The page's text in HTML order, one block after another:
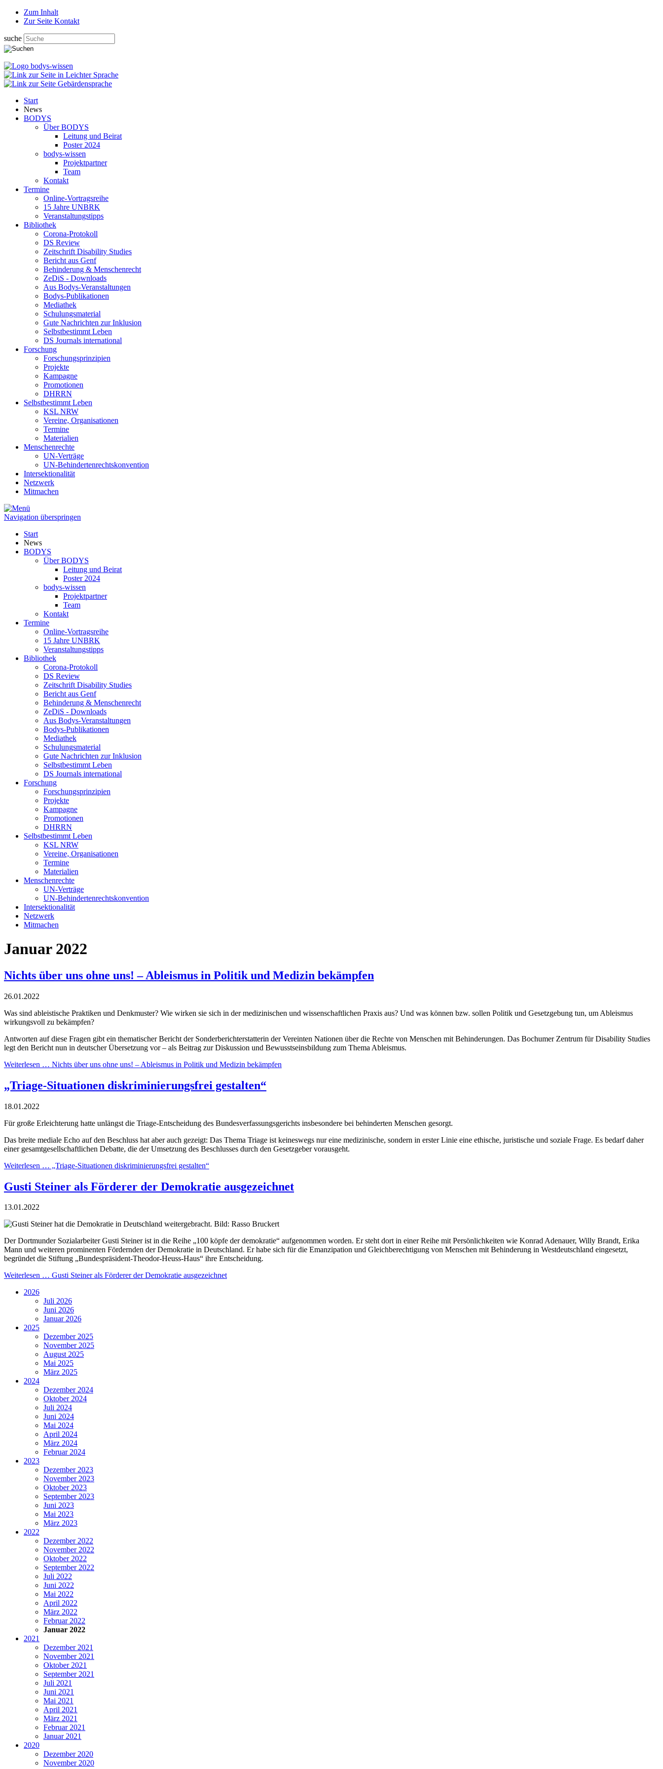
Zum Inhalt
Zur Seite Kontakt
suche
Start
News
BODYS
Über BODYS
Leitung und Beirat
Poster 2024
bodys-wissen
Projektpartner
Team
Kontakt
Termine
Online-Vortragsreihe
15 Jahre UNBRK
Veranstaltungstipps
Bibliothek
Corona-Protokoll
DS Review
Zeitschrift Disability Studies
Bericht aus Genf
Behinderung & Menschenrecht
ZeDiS - Downloads
Aus Bodys-Veranstaltungen
Bodys-Publikationen
Mediathek
Schulungsmaterial
Gute Nachrichten zur Inklusion
Selbstbestimmt Leben
DS Journals international
Forschung
Forschungsprinzipien
Projekte
Kampagne
Promotionen
DHRRN
Selbstbestimmt Leben
KSL NRW
Vereine, Organisationen
Termine
Materialien
Menschenrechte
UN-Verträge
UN-Behindertenrechtskonvention
Intersektionalität
Netzwerk
Mitmachen
Navigation überspringen
Start
News
BODYS
Über BODYS
Leitung und Beirat
Poster 2024
bodys-wissen
Projektpartner
Team
Kontakt
Termine
Online-Vortragsreihe
15 Jahre UNBRK
Veranstaltungstipps
Bibliothek
Corona-Protokoll
DS Review
Zeitschrift Disability Studies
Bericht aus Genf
Behinderung & Menschenrecht
ZeDiS - Downloads
Aus Bodys-Veranstaltungen
Bodys-Publikationen
Mediathek
Schulungsmaterial
Gute Nachrichten zur Inklusion
Selbstbestimmt Leben
DS Journals international
Forschung
Forschungsprinzipien
Projekte
Kampagne
Promotionen
DHRRN
Selbstbestimmt Leben
KSL NRW
Vereine, Organisationen
Termine
Materialien
Menschenrechte
UN-Verträge
UN-Behindertenrechtskonvention
Intersektionalität
Netzwerk
Mitmachen
Januar 2022
Nichts über uns ohne uns! – Ableismus in Politik und Medizin bekämpfen
26.01.2022
Was sind ableistische Praktiken und Denkmuster? Wie wirken sie sich in der medizinischen und wissenschaftlichen Praxis aus? Und was können bzw. sollen Politik und Gesetzgebung tun, um Ableismus
wirkungsvoll zu bekämpfen?
Antworten auf diese Fragen gibt ein thematischer Bericht der Sonderberichterstatterin der Vereinten Nationen über die Rechte von Menschen mit Behinderungen. Das Bochumer Zentrum für Disability Studies
legt den Bericht nun in deutscher Übersetzung vor – als Beitrag zur Diskussion und Bewusstseinsbildung zum Thema Ableismus.
Weiterlesen … Nichts über uns ohne uns! – Ableismus in Politik und Medizin bekämpfen
„Triage-Situationen diskriminierungsfrei gestalten“
18.01.2022
Für große Erleichterung hatte unlängst die Triage-Entscheidung des Bundesverfassungsgerichts insbesondere bei behinderten Menschen gesorgt.
Das breite mediale Echo auf den Beschluss hat aber auch gezeigt: Das Thema Triage ist keineswegs nur eine medizinische, sondern in erster Linie eine ethische, juristische und soziale Frage. Es bedarf daher
einer gesamtgesellschaftlichen Debatte, die der Umsetzung des Beschlusses durch den Gesetzgeber vorausgeht.
Weiterlesen … „Triage-Situationen diskriminierungsfrei gestalten“
Gusti Steiner als Förderer der Demokratie ausgezeichnet
13.01.2022
Der Dortmunder Sozialarbeiter Gusti Steiner ist in die Reihe „100 köpfe der demokratie“ aufgenommen worden. Er steht dort in einer Reihe mit Persönlichkeiten wie Konrad Adenauer, Willy Brandt, Erika
Mann und weiteren prominenten Fördernden der Demokratie in Deutschland. Er habe sich für die Emanzipation und Gleichberechtigung von Menschen mit Behinderung in Westdeutschland eingesetzt,
begründet die Stiftung „Bundespräsident-Theodor-Heuss-Haus“ ihre Entscheidung.
Weiterlesen … Gusti Steiner als Förderer der Demokratie ausgezeichnet
2026
Juli 2026
Juni 2026
Januar 2026
2025
Dezember 2025
November 2025
August 2025
Mai 2025
März 2025
2024
Dezember 2024
Oktober 2024
Juli 2024
Juni 2024
Mai 2024
April 2024
März 2024
Februar 2024
2023
Dezember 2023
November 2023
Oktober 2023
September 2023
Juni 2023
Mai 2023
März 2023
2022
Dezember 2022
November 2022
Oktober 2022
September 2022
Juli 2022
Juni 2022
Mai 2022
April 2022
März 2022
Februar 2022
Januar 2022
2021
Dezember 2021
November 2021
Oktober 2021
September 2021
Juli 2021
Juni 2021
Mai 2021
April 2021
März 2021
Februar 2021
Januar 2021
2020
Dezember 2020
November 2020